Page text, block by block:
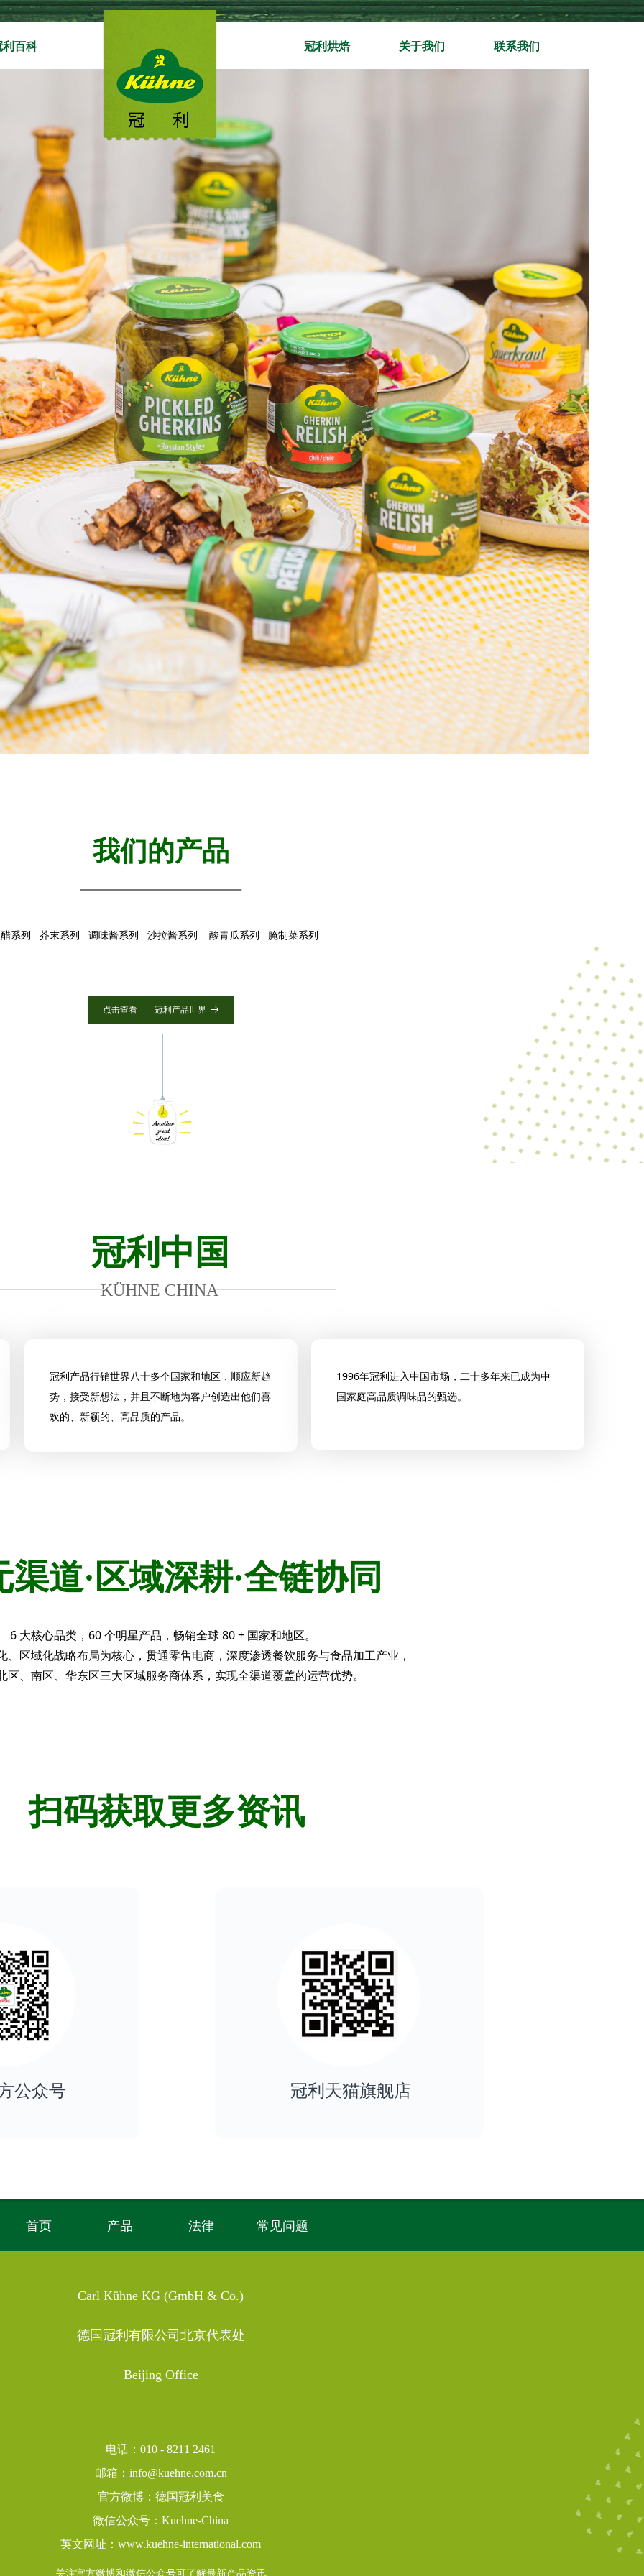
利百科 冠利烘焙 关于我们 联系我们
醋系列 芥末系列 调味酱系列 沙拉酱系列 酸青瓜系列 腌制菜系列
我们的产品
————————
点击查看——冠利产品世界 뀠
冠利中国
KÜHNE CHINA
冠利产品行销世界八十多个国家和地区，顺应新趋
势，接受新想法，并且不断地为客户创造出他们喜
欢的、新颖的、高品质的产品。
1996年冠利进入中国市场，二十多年来已成为中
国家庭高品质调味品的甄选。
渠道·区域深耕·全链协同
6 大核心品类，60 个明星产品，畅销全球 80 + 国家和地区。
、区域化战略布局为核心，贯通零售电商，深度渗透餐饮服务与食品加工产业，
区、南区、华东区三大区域服务商体系，实现全渠道覆盖的运营优势。
公众号 冠利天猫旗舰店
扫码获取更多资讯
首页 产品 法律 常见问题
Carl Kühne KG (GmbH & Co.)
德国冠利有限公司北京代表处
Beijing Office
电话：010 - 8211 2461
邮箱：info@kuehne.com.cn
官方微博：德国冠利美食
微信公众号：Kuehne-China
英文网址： www.kuehne-international.com
关注官方微博和微信公众号可了解最新产品资讯